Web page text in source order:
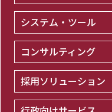
システム・ツール
コンサルティング
採用ソリューション